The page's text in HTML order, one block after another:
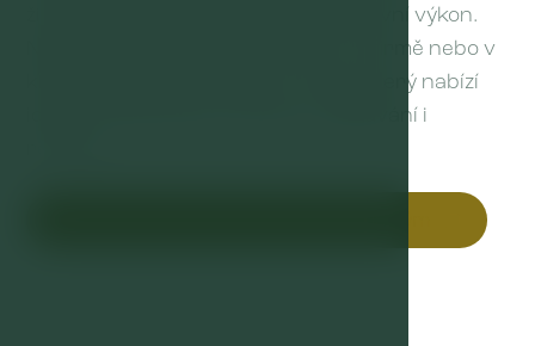
životní styl a udržovat vysoký pracovní výkon.
Naše služby lze realizovat přímo ve firmě nebo v
klidném prostředí Resortu Hvozd, který nabízí
ideální podmínky pro firemní vzdělávání i